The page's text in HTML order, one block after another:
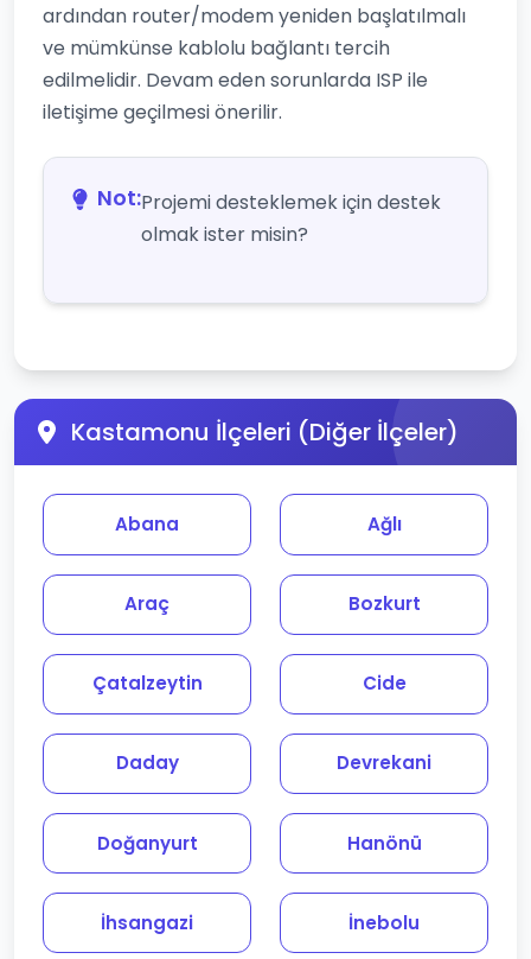
ardından router/modem yeniden başlatılmalı
ve mümkünse kablolu bağlantı tercih
edilmelidir. Devam eden sorunlarda ISP ile
iletişime geçilmesi önerilir.
Not:Projemi desteklemek için destek
olmak ister misin?
Kastamonu İlçeleri (Diğer İlçeler)
Abana Ağlı
Araç Bozkurt
Çatalzeytin Cide
Daday Devrekani
Doğanyurt Hanönü
İhsangazi İnebolu